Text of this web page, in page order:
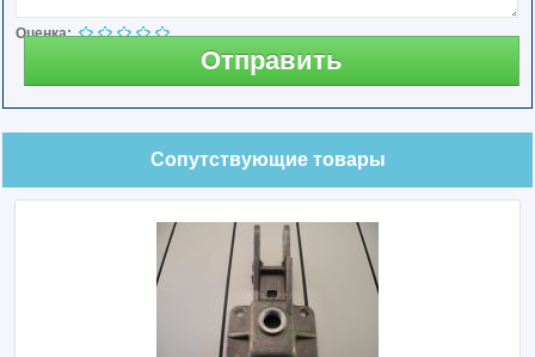
Оценка:
Отправить
Сопутствующие товары